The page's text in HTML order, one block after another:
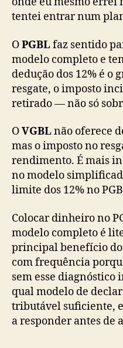
tentei entrar num
OPGBLfaz sentido
modelo completo e
dedução dos 12% é o
resgate, o imposto
retirado — não só
OVGBLnão oferece
mas o imposto no
rendimento. É mais
no modelo
limite dos 12% no
Colocar dinheiro no
modelo completo é
principal benefício do
com frequência
sem esse diagnóstico
qual modelo de
tributável suficiente,
a responder antes de